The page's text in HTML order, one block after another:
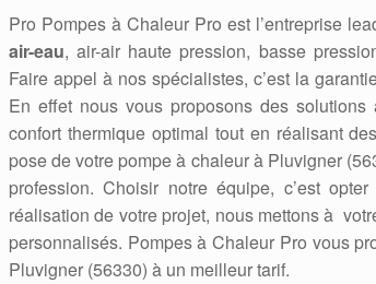
Pro Pompes à Chaleur Pro est l’entreprise
air-eau, air-air haute pression, basse
Faire appel à nos spécialistes, c’est la
En effet nous vous proposons des
confort thermique optimal tout en réalisant
pose de votre pompe à chaleur à Pluvigner
profession. Choisir notre équipe, c’est
réalisation de votre projet, nous mettons à
personnalisés. Pompes à Chaleur Pro vous
Pluvigner (56330) à un meilleur tarif.